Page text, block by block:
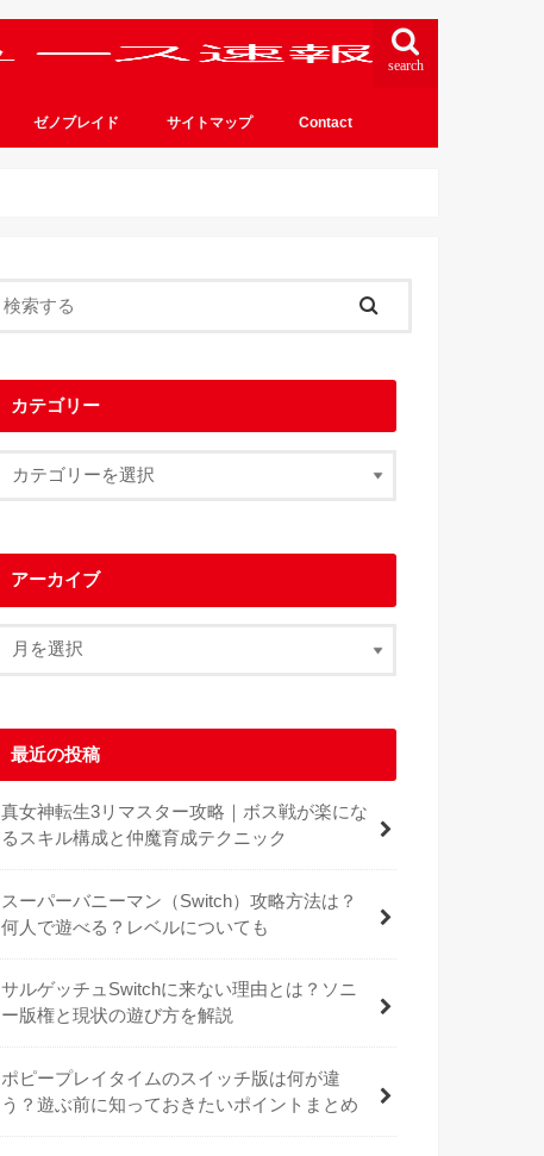
search
ゼノブレイド サイトマップ Contact
カテゴリー
アーカイブ
最近の投稿
真女神転生3リマスター攻略｜ボス戦が楽にな
るスキル構成と仲魔育成テクニック
スーパーバニーマン（Switch）攻略方法は？
何人で遊べる？レベルについても
サルゲッチュSwitchに来ない理由とは？ソニ
ー版権と現状の遊び方を解説
ポピープレイタイムのスイッチ版は何が違
う？遊ぶ前に知っておきたいポイントまとめ